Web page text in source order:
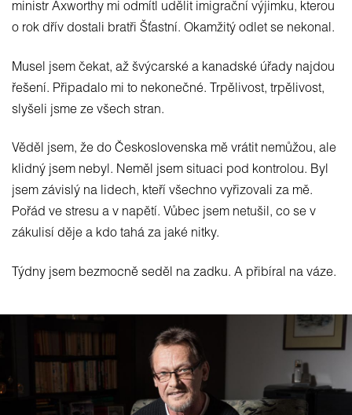
ministr Axworthy mi odmítl udělit imigrační výjimku, kterou
o rok dřív dostali bratři Šťastní. Okamžitý odlet se nekonal.
Musel jsem čekat, až švýcarské a kanadské úřady najdou
řešení. Připadalo mi to nekonečné. Trpělivost, trpělivost,
slyšeli jsme ze všech stran.
Věděl jsem, že do Československa mě vrátit nemůžou, ale
klidný jsem nebyl. Neměl jsem situaci pod kontrolou. Byl
jsem závislý na lidech, kteří všechno vyřizovali za mě.
Pořád ve stresu a v napětí. Vůbec jsem netušil, co se v
zákulisí děje a kdo tahá za jaké nitky.
Týdny jsem bezmocně seděl na zadku. A přibíral na váze.